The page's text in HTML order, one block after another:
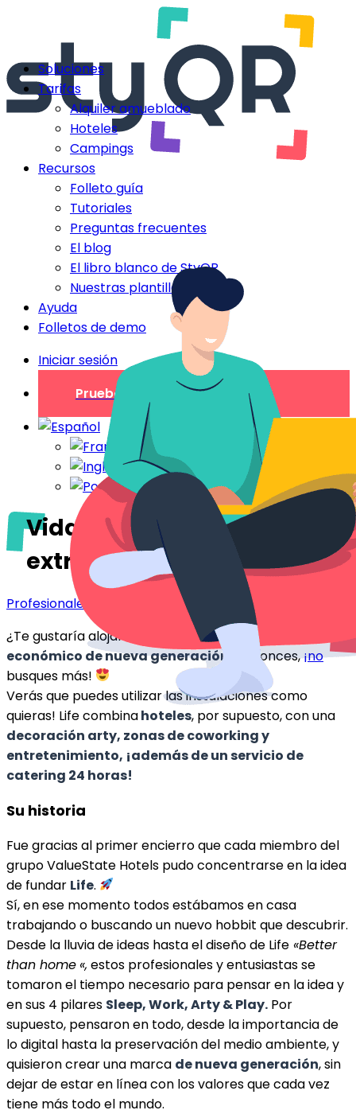
Soluciones
Tarifas
Alquiler amueblado
Hoteles
Campings
Recursos
Folleto guía
Tutoriales
Preguntas frecuentes
El blog
El libro blanco de StyQR
Nuestras plantillas StyQR
Ayuda
Folletos de demo
Iniciar sesión
Prueba gratuita
Vida, hoteles
extraordinarios
Profesionales
Particulares
¿Te gustaría alojarte en un atractivo hotel
económico de nueva generación
? Entonces,¡no
busques más!
Verás que puedes utilizar las instalaciones como
quieras! Life combinahoteles, por supuesto, con una
decoración arty, zonas de coworking y
entretenimiento, ¡además de un servicio de
catering 24 horas!
Su historia
Fue gracias al primer encierro que cada miembro del
grupo ValueState Hotels pudo concentrarse en la idea
de fundar Life.
Sí, en ese momento todos estábamos en casa
trabajando o buscando un nuevo hobbit que descubrir.
Desde la lluvia de ideas hasta el diseño de Life «Better
than home«, estos profesionales y entusiastas se
tomaron el tiempo necesario para pensar en la idea y
en sus 4 pilares Sleep, Work, Arty & Play. Por
supuesto, pensaron en todo, desde la importancia de
lo digital hasta la preservación del medio ambiente, y
quisieron crear una marca de nueva generación, sin
dejar de estar en línea con los valores que cada vez
tiene más todo el mundo.